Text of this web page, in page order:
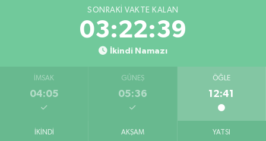
SONRAKI VAKTE KALAN
03:22:38
İkindi Namazı
İMSAK
04:05
GÜNEŞ
05:36
ÖĞLE
12:41
İKINDI AKŞAM YATSI